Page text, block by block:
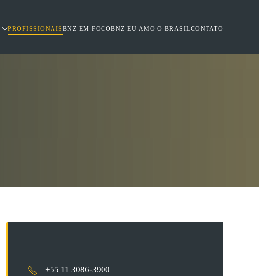
PROFISSIONAIS BNZ EM FOCOBNZ EU AMO O BRASILCONTATO
+55 11 3086-3900